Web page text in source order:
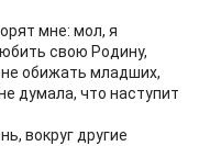
мне: мол, я
свою Родину,
обижать младших,
думала, что наступит
вокруг другие